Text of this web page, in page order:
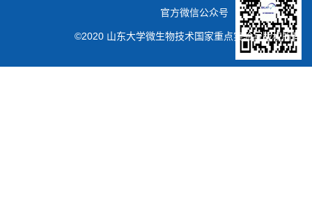
官方微信公众号
©2020 山东大学微生物技术国家重点实验室版权所有